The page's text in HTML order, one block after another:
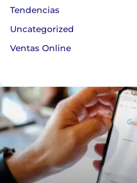
Tendencias
Uncategorized
Ventas Online